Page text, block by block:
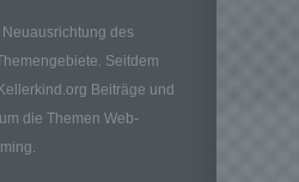
Neuausrichtung des
Seitdem
Beiträge und
die Themen Web-
Behörde, Einrichtung
die allein oder
über die Zwecke
von
Daten entscheidet.